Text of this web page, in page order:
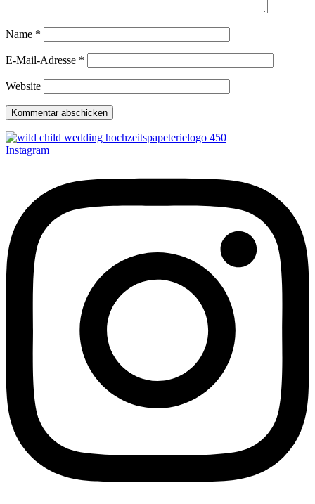
Name *
E-Mail-Adresse *
Website
Instagram